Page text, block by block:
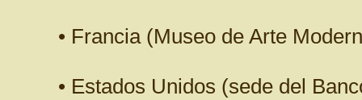
• Francia (Museo de Arte
• Estados Unidos (sede del